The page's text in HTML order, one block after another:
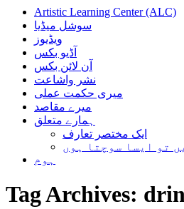
Artistic Learning Center (ALC)
سوشل میڈیا
ویڈیوز
آڈیو بکس
آن لائن بکس
نشر واشاعت
میری حکمت عملی
میرے مقاصد
ہمارے متعلق
ایک مختصر تعارف
تو ایسا سوچتا ہوں
ہوم
Tag Archives: